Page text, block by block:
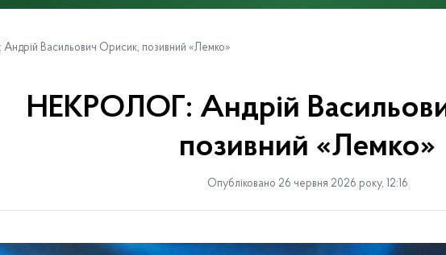
Васильович Орисик, позивний «Лемко»
НЕКРОЛОГ: Андрій
позивний «Лемко»
Опубліковано 26 червня 2026 року, 12:16